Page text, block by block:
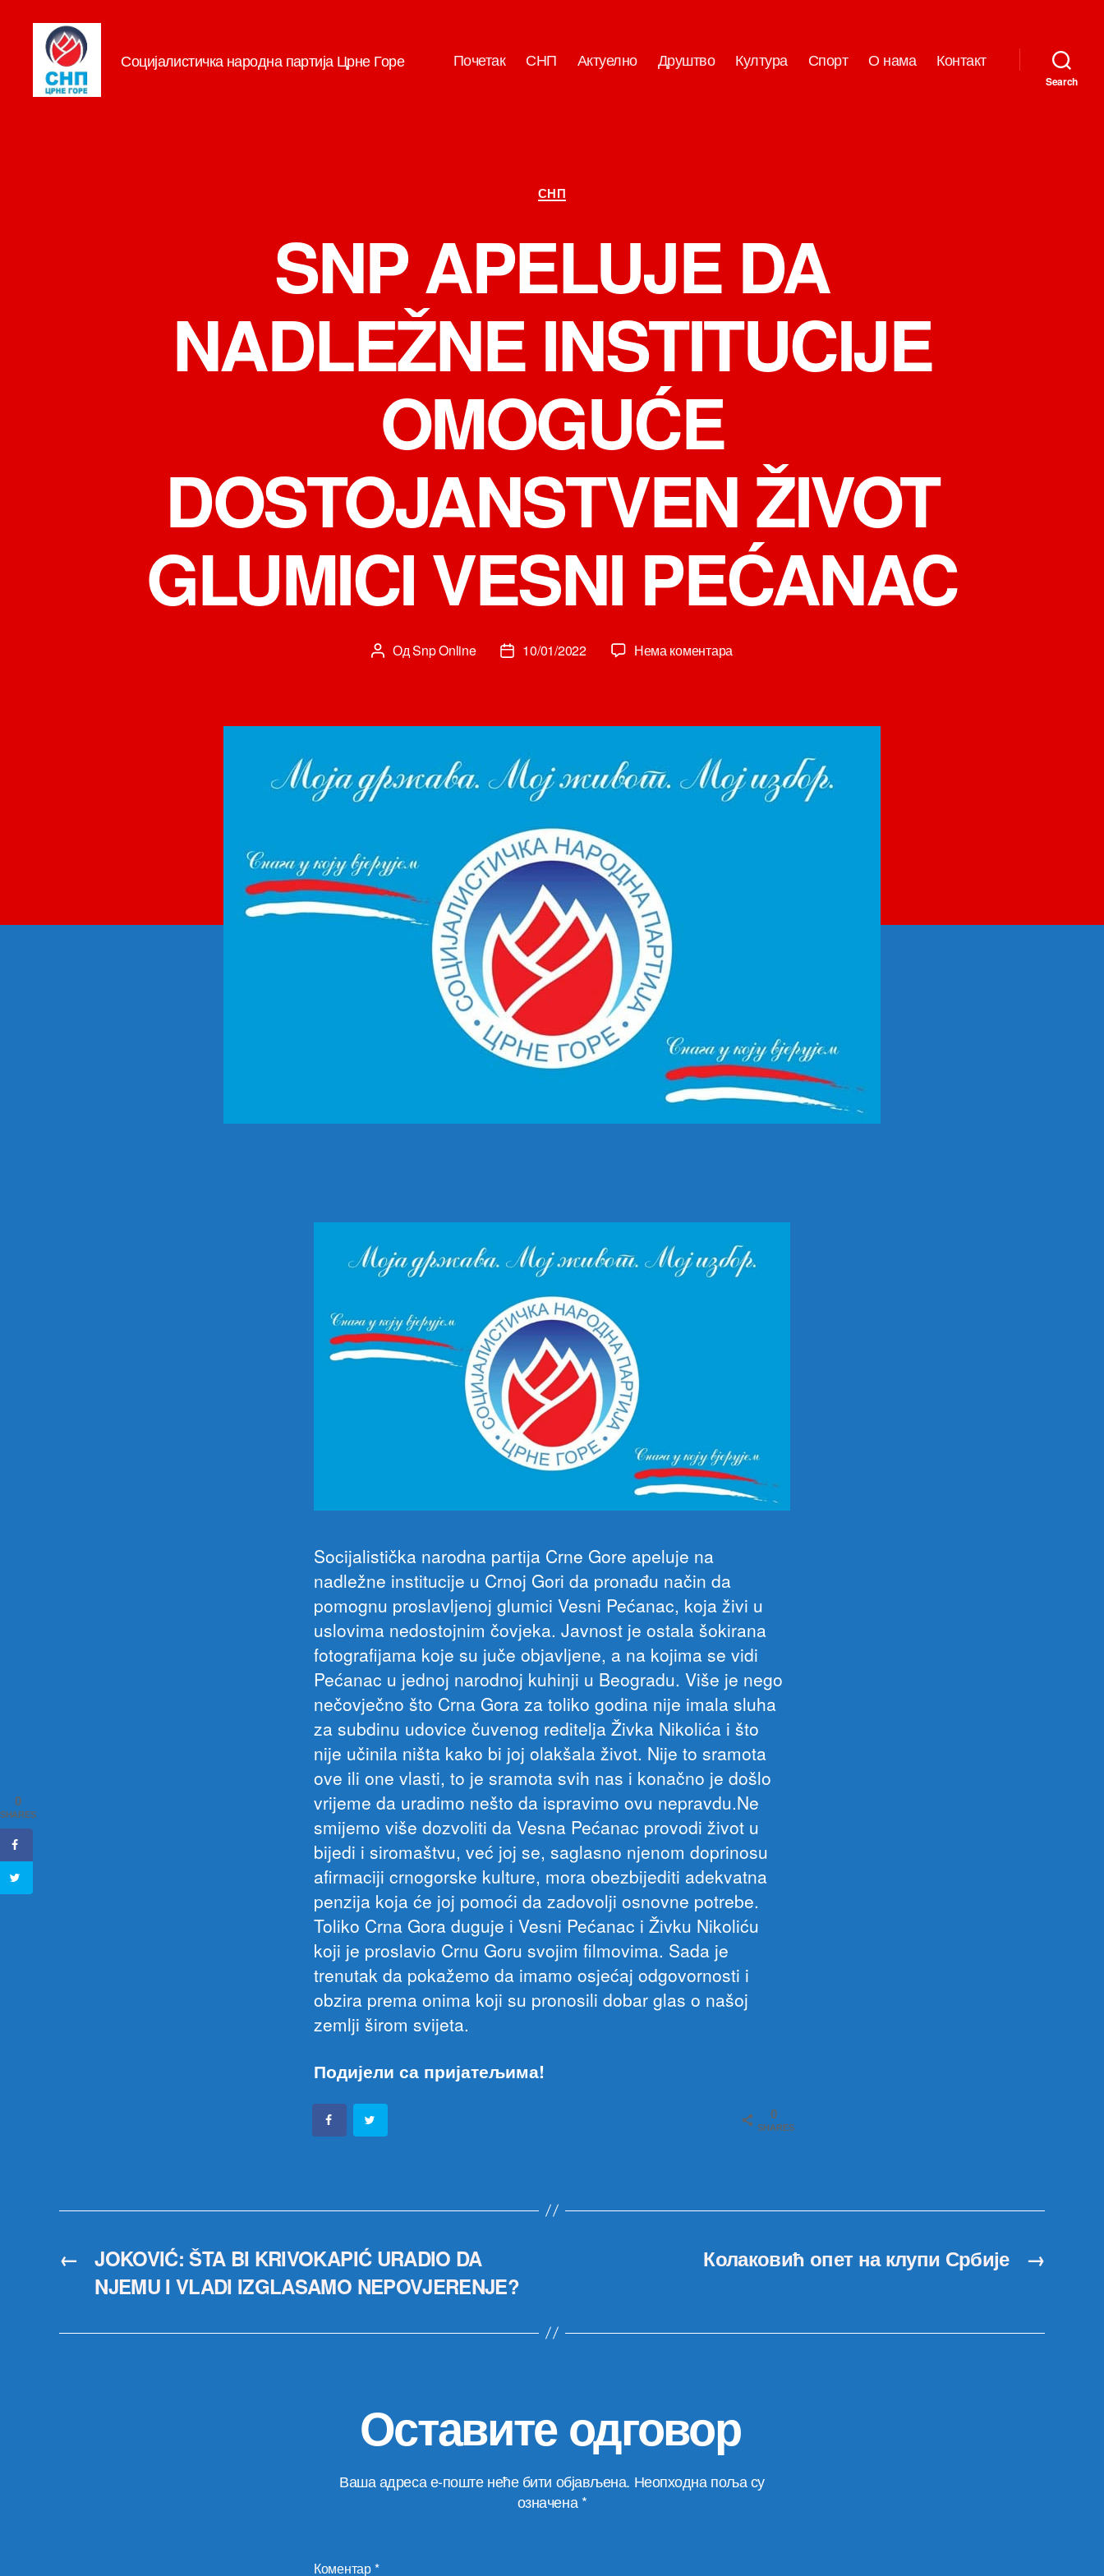
Социјалистичка народна партија Црне Горе Почетак СНП Актуелно Друштво Култура Спорт О нама Контакт
Search
Категорије
СНП
SNP APELUJE DA
NADLEŽNE INSTITUCIJE
OMOGUĆE
DOSTOJANSTVEN ŽIVOT
GLUMICI VESNI PEĆANAC
Аутор
ОдSnp Online
Датум
10/01/2022 Нема коментара
NADLEŽNE
OMOGUĆE
DOSTOJANSTVEN
ŽIVOT
Socijalistička narodna partija Crne Gore apeluje na
nadležne institucije u Crnoj Gori da pronađu način da
pomognu proslavljenoj glumici Vesni Pećanac, koja živi u
uslovima nedostojnim čovjeka. Javnost je ostala šokirana
fotografijama koje su juče objavljene, a na kojima se vidi
Pećanac u jednoj narodnoj kuhinji u Beogradu. Više je nego
nečovječno što Crna Gora za toliko godina nije imala sluha
za subdinu udovice čuvenog reditelja Živka Nikolića i što
nije učinila ništa kako bi joj olakšala život. Nije to sramota
ove ili one vlasti, to je sramota svih nas i konačno je došlo
vrijeme da uradimo nešto da ispravimo ovu nepravdu.Ne
smijemo više dozvoliti da Vesna Pećanac provodi život u
bijedi i siromaštvu, već joj se, saglasno njenom doprinosu
afirmaciji crnogorske kulture, mora obezbijediti adekvatna
penzija koja će joj pomoći da zadovolji osnovne potrebe.
Toliko Crna Gora duguje i Vesni Pećanac i Živku Nikoliću
koji je proslavio Crnu Goru svojim filmovima. Sada je
trenutak da pokažemo da imamo osjećaj odgovornosti i
obzira prema onima koji su pronosili dobar glas o našoj
zemlji širom svijeta.
Подијели са пријатељима!
0
SHARES
←
JOKOVIĆ: ŠTA BI KRIVOKAPIĆ URADIO DA
NJEMU I VLADI IZGLASAMO NEPOVJERENJE?
→
Колаковић опет на клупи Србије
Оставите одговор
Ваша адреса е-поште неће бити објављена. Неопходна поља су
означена *
Коментар*
0
SHARES